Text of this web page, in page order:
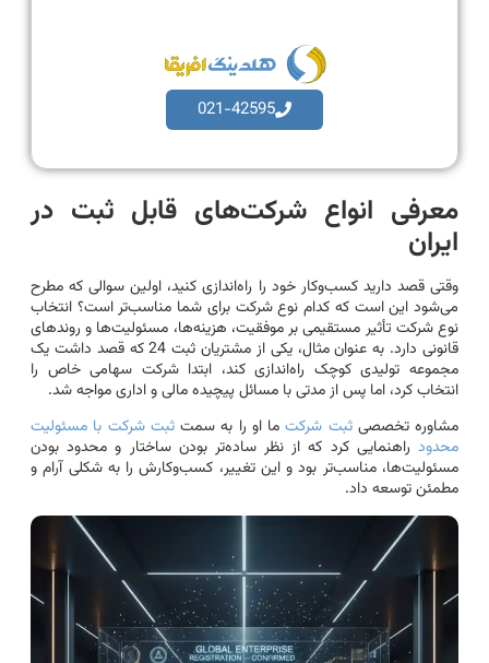
021-42595
معرفی انواع شرکت‌های قابل ثبت در
ایران
وقتی قصد دارید کسب‌وکار خود را راه‌اندازی کنید، اولین سوالی که مطرح
می‌شود این است که کدام نوع شرکت برای شما مناسب‌تر است؟ انتخاب
نوع شرکت تأثیر مستقیمی بر موفقیت، هزینه‌ها، مسئولیت‌ها و روندهای
قانونی دارد. به عنوان مثال، یکی از مشتریان ثبت 24 که قصد داشت یک
مجموعه تولیدی کوچک راه‌اندازی کند، ابتدا شرکت سهامی خاص را
انتخاب کرد، اما پس از مدتی با مسائل پیچیده مالی و اداری مواجه شد.
مشاوره تخصصیثبت شرکتما او را به سمتثبت شرکت با مسئولیت
محدود راهنمایی کرد که از نظر ساده‌تر بودن ساختار و محدود بودن
مسئولیت‌ها، مناسب‌تر بود و این تغییر، کسب‌وکارش را به شکلی آرام و
مطمئن توسعه داد.